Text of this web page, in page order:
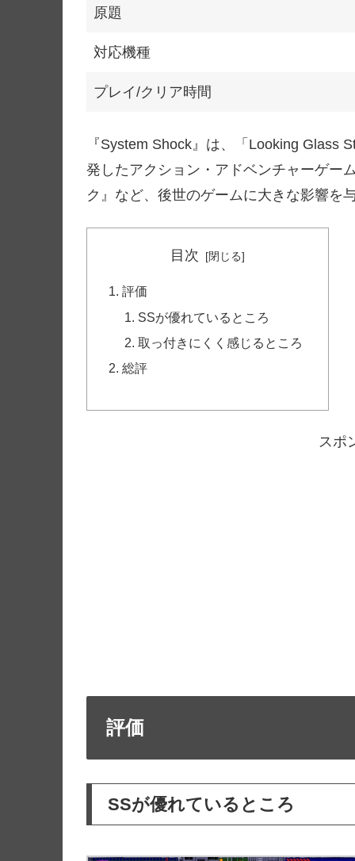
原題
対応機種
プレイ/クリア時間
『System Shock』は、「Looking Glass
発したアクション・アドベンチャーゲー
ク』など、後世のゲームに大きな影響を
目次
評価
SSが優れているところ
取っ付きにくく感じるところ
総評
スポ
評価
SSが優れているところ